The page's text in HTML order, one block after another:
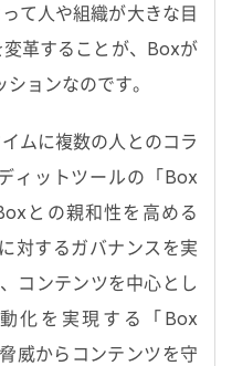
て人や組織が大きな目
革することが、Boxが
ョンなのです。
ムに複数の人とのコラ
ィットツールの「Box
との親和性を高める
対するガバナンスを実
コンテンツを中心とし
化を実現する「Box
威からコンテンツを守